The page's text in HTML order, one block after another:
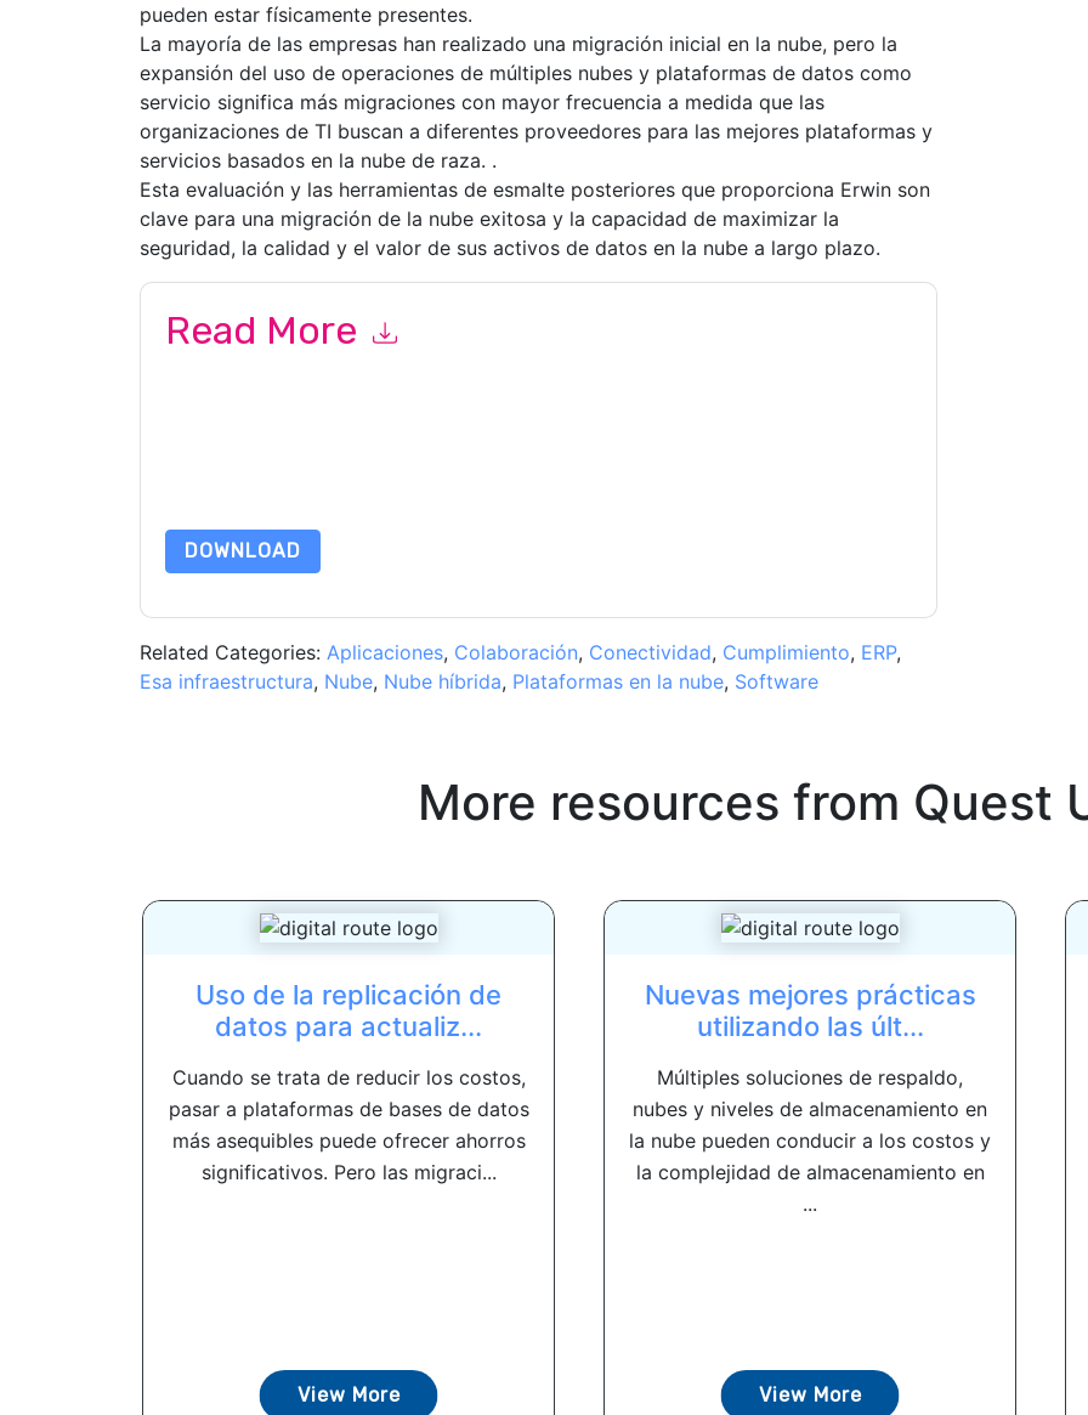
pueden estar físicamente presentes.
La mayoría de las empresas han realizado una migración inicial en la nube, pero la
expansión del uso de operaciones de múltiples nubes y plataformas de datos como
servicio significa más migraciones con mayor frecuencia a medida que las
organizaciones de TI buscan a diferentes proveedores para las mejores plataformas y
servicios basados ​​en la nube de raza. .
Esta evaluación y las herramientas de esmalte posteriores que proporciona Erwin son
clave para una migración de la nube exitosa y la capacidad de maximizar la
seguridad, la calidad y el valor de sus activos de datos en la nube a largo plazo.
Read More
DOWNLOAD
Related Categories: Aplicaciones, Colaboración, Conectividad, Cumplimiento, ERP,
Esa infraestructura, Nube, Nube híbrida, Plataformas en la nube, Software
More resources from Quest
Uso de la replicación de
datos para actualiz...
Cuando se trata de reducir los costos,
pasar a plataformas de bases de datos
más asequibles puede ofrecer ahorros
significativos. Pero las migraci...
View More
Nuevas mejores prácticas
utilizando las últ...
Múltiples soluciones de respaldo,
nubes y niveles de almacenamiento en
la nube pueden conducir a los costos y
la complejidad de almacenamiento en
...
View More